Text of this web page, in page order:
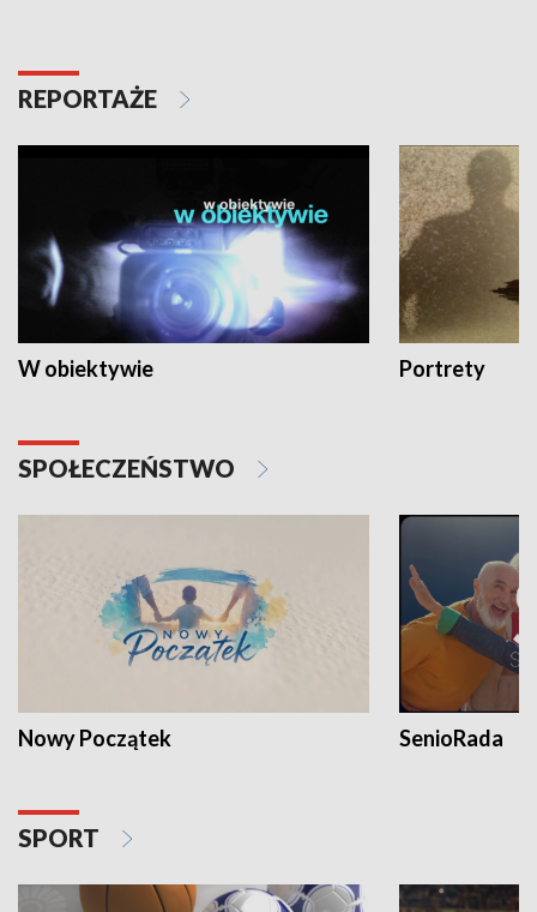
REPORTAŻE
W obiektywie Portrety
SPOŁECZEŃSTWO
Nowy Początek SenioRada
SPORT